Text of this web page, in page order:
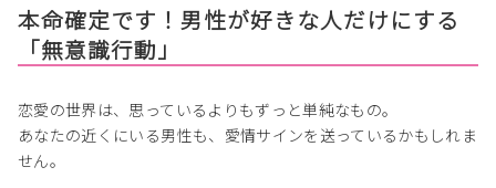
本命確定です！男性が好きな人だけにする
「無意識行動」
恋愛の世界は、思っているよりもずっと単純なもの。
あなたの近くにいる男性も、愛情サインを送っているかもしれま
せん。